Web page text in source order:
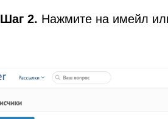
Шаг 2. Нажмите на имейл